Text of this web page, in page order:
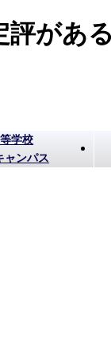
があ
学校
ャンパス